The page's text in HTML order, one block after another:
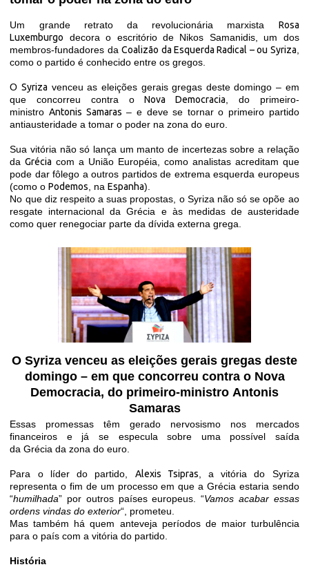
Um grande retrato da revolucionária marxista Rosa
Luxemburgo decora o escritório de Nikos Samanidis, um dos
membros-fundadores daCoalizão da Esquerda Radical – ou Syriza
como o partido é conhecido entre os gregos.
OSyriza venceu as eleições gerais gregas deste domingo – em
que concorreu contra oNova Democracia , do primeiro-
ministroAntonis Samaras – e deve se tornar o primeiro partido
antiausteridade a tomar o poder na zona do euro.
Sua vitória não só lança um manto de incertezas sobre a relação
daGrécia com a União Européia, como analistas acreditam que
pode dar fôlego a outros partidos de extrema esquerda europeus
(como oPodemos , naEspanha).
No que diz respeito a suas propostas, o Syriza não só se opõe ao
resgate internacional da Grécia e às medidas de austeridade
como quer renegociar parte da dívida externa grega.
O Syriza venceu as eleições gerais gregas deste
domingo – em que concorreu contra o Nova
Democracia, do primeiro-ministro Antonis
Samaras
Essas promessas têm gerado nervosismo nos mercados
financeiros e já se especula sobre uma possível saída
daGrécia da zona do euro.
Para o líder do partido, Alexis Tsipras , a vitória do Syriza
representa o fim de um processo em que a Grécia estaria sendo
“humilhada” por outros países europeus. “Vamos acabar essas
ordens vindas do exterior“, prometeu.
Mas também há quem anteveja períodos de maior turbulência
para o país com a vitória do partido.
História